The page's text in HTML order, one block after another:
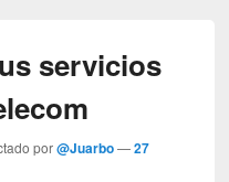
servicios
por@Juarbo —27